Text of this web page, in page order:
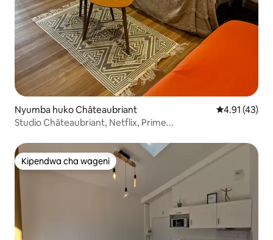
Nyumba huko Châteaubriant Ukadiriaji wa
4.91 (43)
Studio Châteaubriant, Netflix, Prime...
Kipendwa cha wageni
Kipendwa cha wageni